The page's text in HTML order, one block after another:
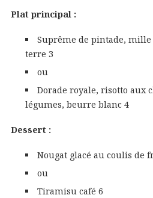
Plat principal :
Suprême de pintade,
terre 3
ou
Dorade royale, risotto aux
légumes, beurre blanc 4
Dessert :
Nougat glacé au coulis de
ou
Tiramisu café 6